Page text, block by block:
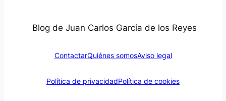
Blog de Juan Carlos García de los Reyes
ContactarQuiénes somosAviso legal
Política de privacidadPolítica de cookies